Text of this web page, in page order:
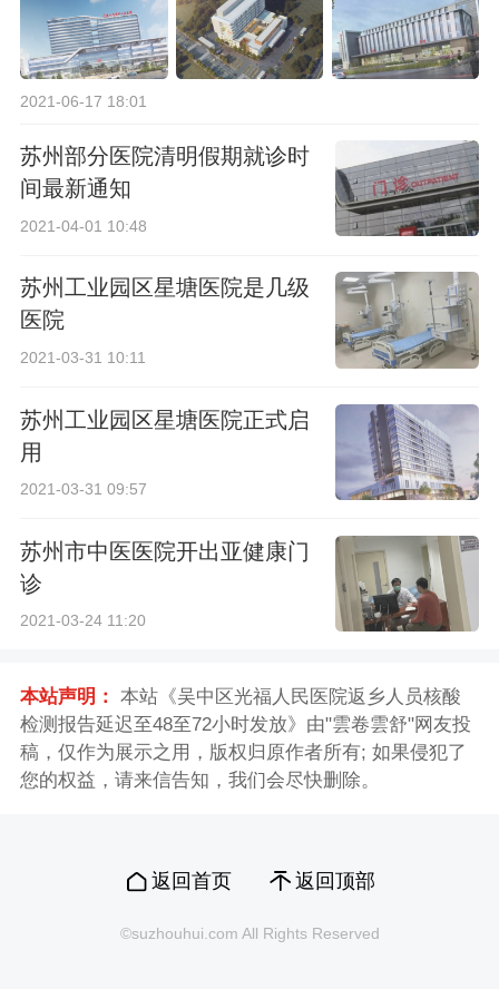
2021-06-17 18:01
苏州部分医院清明假期就诊时
间最新通知
2021-04-01 10:48
苏州工业园区星塘医院是几级
医院
2021-03-31 10:11
苏州工业园区星塘医院正式启
用
2021-03-31 09:57
苏州市中医医院开出亚健康门
诊
2021-03-24 11:20
本站声明： 本站《吴中区光福人民医院返乡人员核酸
检测报告延迟至48至72小时发放》由"雲卷雲舒"网友投
稿，仅作为展示之用，版权归原作者所有; 如果侵犯了
您的权益，请来信告知，我们会尽快删除。
返回首页 返回顶部
©suzhouhui.com All Rights Reserved